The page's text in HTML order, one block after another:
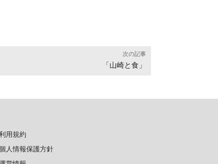
次の記事
「山崎と食」
用規約
人情報保護方針